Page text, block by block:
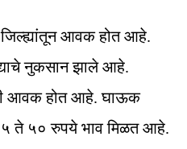
जिल्ह्यांतून आवक होत आहे.
नुकसान झाले आहे.
आवक होत आहे. घाऊक
३५ ते ५० रुपये भाव मिळत आहे.